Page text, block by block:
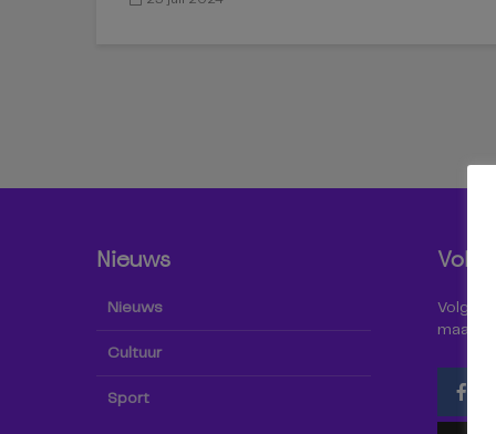
Nieuws
Nieuws
Cultuur
Sport
Volg
Volg
maar